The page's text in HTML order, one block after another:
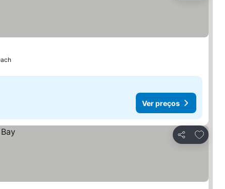
Ver preços
Partilhar